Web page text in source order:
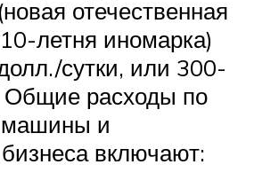
отечественная
летня иномарка)
сутки, или 300-
Общие расходы по
и
включают: